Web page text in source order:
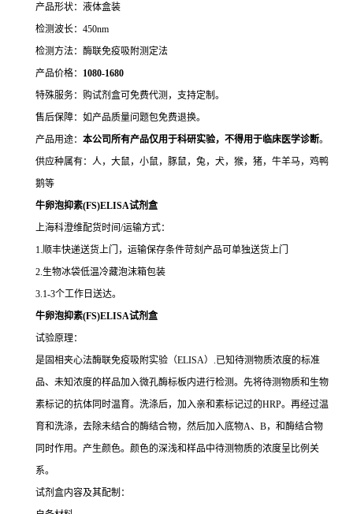
产品形状：液体盒装
检测波长：450nm
检测方法：酶联免疫吸附测定法
产品价格： 1080-1680
特殊服务：购试剂盒可免费代测，支持定制。
售后保障：如产品质量问题包免费退换。
产品用途： 本公司所有产品仅用于科研实验，不得用于临床医学诊断。
供应种属有：人，大鼠，小鼠，豚鼠，兔，犬，猴，猪，牛羊马，鸡鸭
鹅等
牛卵泡抑素(FS)ELISA试剂盒
上海科澄维配货时间/运输方式：
1.顺丰快递送货上门，运输保存条件苛刻产品可单独送货上门
2.生物冰袋低温冷藏泡沫箱包装
3.1-3个工作日送达。
牛卵泡抑素(FS)ELISA试剂盒
试验原理：
是固相夹心法酶联免疫吸附实验（ELISA）.已知待测物质浓度的标准
品、未知浓度的样品加入微孔酶标板内进行检测。先将待测物质和生物
素标记的抗体同时温育。洗涤后，加入亲和素标记过的HRP。再经过温
育和洗涤，去除未结合的酶结合物，然后加入底物A、B，和酶结合物
同时作用。产生颜色。颜色的深浅和样品中待测物质的浓度呈比例关
系。
试剂盒内容及其配制：